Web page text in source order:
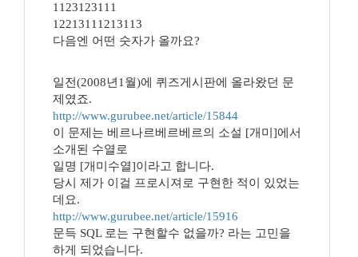
1123123111
12213111213113
다음엔 어떤 숫자가 올까요?
일전(2008년1월)에 퀴즈게시판에 올라왔던 문
제였죠.
http://www.gurubee.net/article/15844
이 문제는 베르나르베르베르의 소설 [개미]에서
소개된 수열로
일명 [개미수열]이라고 합니다.
당시 제가 이걸 프로시져로 구현한 적이 있었는
데요.
http://www.gurubee.net/article/15916
문득 SQL 로는 구현할수 없을까? 라는 고민을
하게 되었습니다.